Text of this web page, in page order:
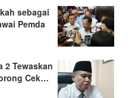
sebagai
Pemda
2 Tewaskan
Cek…